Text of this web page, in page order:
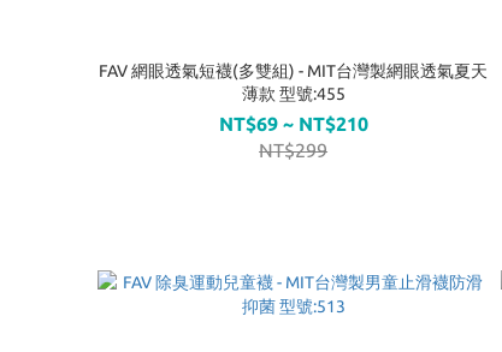
FAV 網眼透氣短襪(多雙組) - MIT台灣製網眼透氣夏天
薄款 型號:455
NT$69 ~ NT$210
NT$299